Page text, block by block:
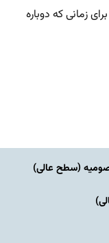
زمانی که دوباره
(سطح عالی)